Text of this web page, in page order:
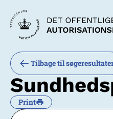
Tilbage til
Print